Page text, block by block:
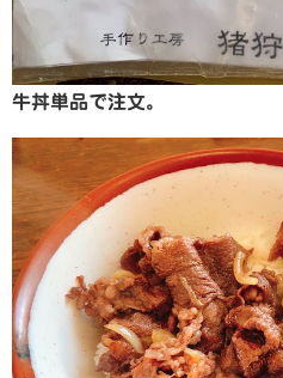
牛丼単品で注文。